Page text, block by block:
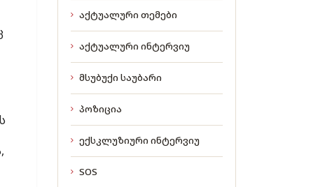
აქტუალური თემები
აქტუალური ინტერვიუ
მსუბუქი საუბარი
პოზიცია
ექსკლუზიური ინტერვიუ
SOS